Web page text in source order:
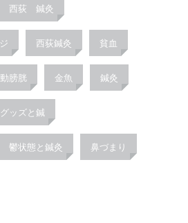
西荻 鍼灸
西荻鍼灸 貧血
膀胱 金魚 鍼灸
ッズと鍼
鬱状態と鍼灸 鼻づまり